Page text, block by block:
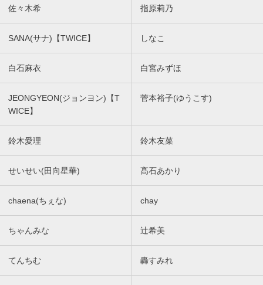
佐々木希 指原莉乃
SANA(サナ)【TWICE】 しなこ
白石麻衣 白宮みずほ
JEONGYEON(ジョンヨン)【T
WICE】
菅本裕子(ゆうこす)
鈴木愛理 鈴木友菜
せいせい(田向星華) 髙石あかり
chaena(ちぇな) chay
ちゃんみな 辻希美
てんちむ 轟すみれ